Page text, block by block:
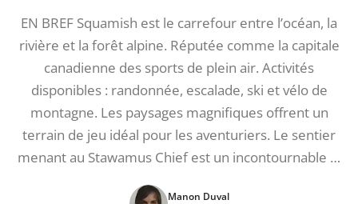
EN BREF Squamish est le carrefour entre l’océan, la
rivière et la forêt alpine. Réputée comme la capitale
canadienne des sports de plein air. Activités
disponibles : randonnée, escalade, ski et vélo de
montagne. Les paysages magnifiques offrent un
terrain de jeu idéal pour les aventuriers. Le sentier
menant au Stawamus Chief est un incontournable …
Manon Duval